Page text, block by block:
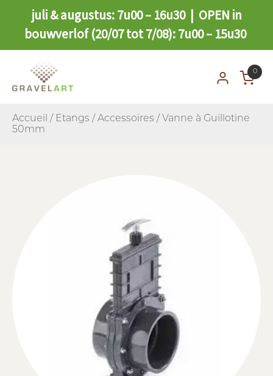
juli & augustus: 7u00 – 16u30 | OPEN in
bouwverlof (20/07 tot 7/08): 7u00 – 15u30
0
Accueil / Etangs / Accessoires / Vanne à Guillotine
50mm